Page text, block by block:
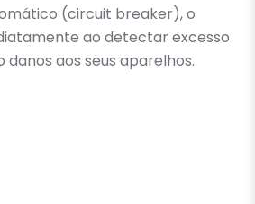
(circuit breaker), o
ao detectar excesso
aos seus aparelhos.